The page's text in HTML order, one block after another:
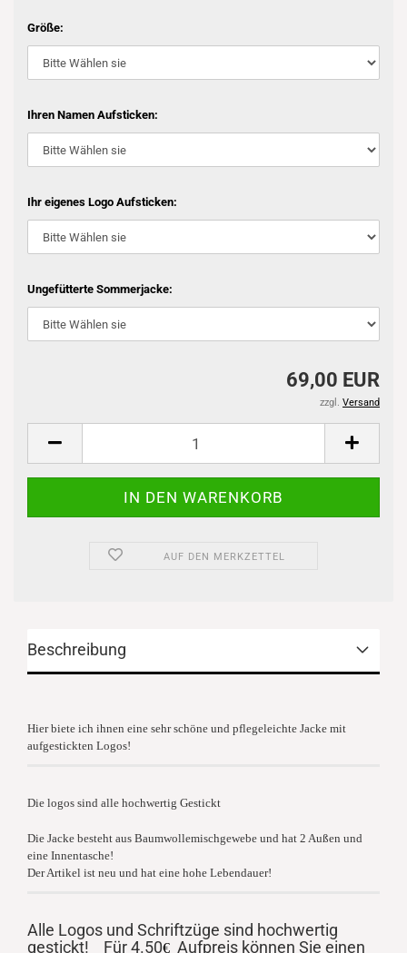
Größe:
Ihren Namen Aufsticken:
Ihr eigenes Logo Aufsticken:
Ungefütterte Sommerjacke:
69,00 EUR
zzgl. Versand
AUF DEN MERKZETTEL
Beschreibung
Hier biete ich ihnen eine sehr schöne und pflegeleichte Jacke mit
aufgestickten Logos!
Die logos sind alle hochwertig Gestickt
Die Jacke besteht aus Baumwollemischgewebe und hat 2 Außen und
eine Innentasche!
Der Artikel ist neu und hat eine hohe Lebendauer!
Alle Logos und Schriftzüge sind hochwertig
gestickt!
Für4.50€ Aufpreis können Sie einen